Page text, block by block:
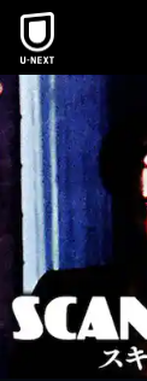
本文へスキップ